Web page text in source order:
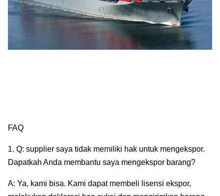
FAQ
1. Q: supplier saya tidak memiliki hak untuk mengekspor.
Dapatkah Anda membantu saya mengekspor barang?
A: Ya, kami bisa. Kami dapat membeli lisensi ekspor,